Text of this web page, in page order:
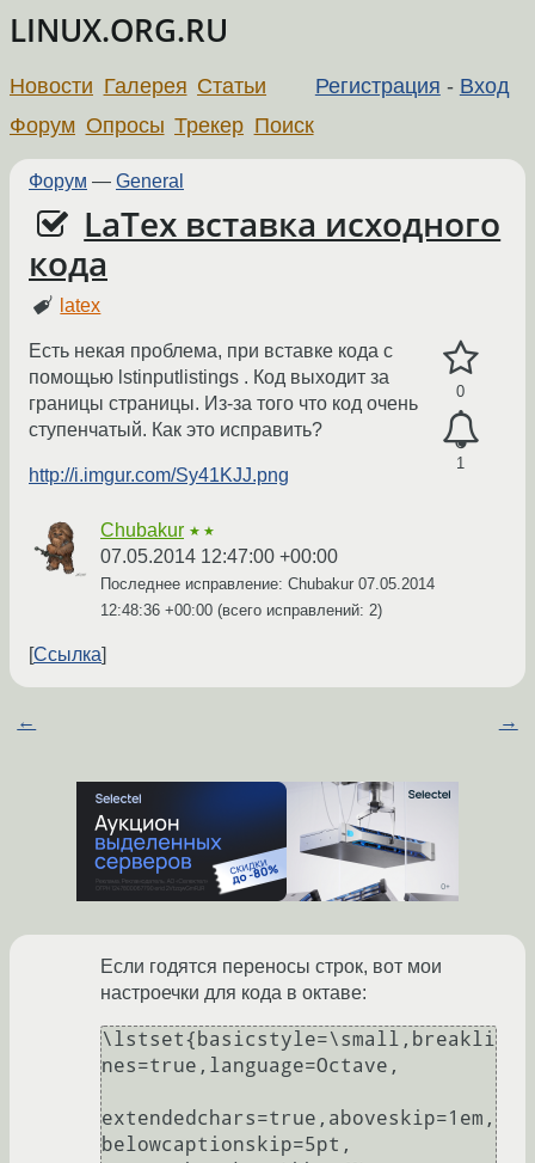
LINUX.ORG.RU
Регистрация - Вход
Новости Галерея Статьи
Форум Опросы Трекер Поиск
Форум — General
LaTex вставка исходного
кода
latex
0
1
Есть некая проблема, при вставке кода с
помощью lstinputlistings . Код выходит за
границы страницы. Из-за того что код очень
ступенчатый. Как это исправить?
http://i.imgur.com/Sy41KJJ.png
Chubakur ★★
07.05.2014 12:47:00 +00:00
Последнее исправление: Chubakur 07.05.2014
12:48:36 +00:00 (всего исправлений: 2)
Ссылка
← →
Если годятся переносы строк, вот мои
настроечки для кода в октаве:
\lstset{basicstyle=\small,breakli
nes=true,language=Octave,
extendedchars=true,aboveskip=1em,
belowcaptionskip=5pt,